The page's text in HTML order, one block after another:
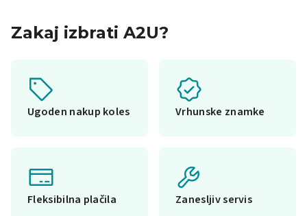
Zakaj izbrati A2U?
Ugoden nakup koles Vrhunske znamke
Fleksibilna plačila Zanesljiv servis